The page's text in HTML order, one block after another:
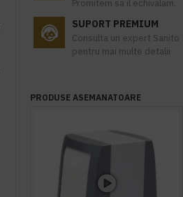
Promitem sa il echivalam.
SUPORT PREMIUM
Consulta un expert Sanito
pentru mai multe detalii
PRODUSE ASEMANATOARE